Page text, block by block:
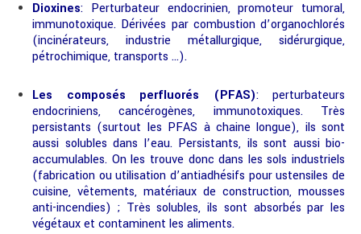
Dioxines: Perturbateur endocrinien, promoteur tumoral,
immunotoxique. Dérivées par combustion d’organochlorés
(incinérateurs, industrie métallurgique, sidérurgique,
pétrochimique, transports …).
Les composés perfluorés (PFAS): perturbateurs
endocriniens, cancérogènes, immunotoxiques. Très
persistants (surtout les PFAS à chaine longue), ils sont
aussi solubles dans l’eau. Persistants, ils sont aussi bio-
accumulables. On les trouve donc dans les sols industriels
(fabrication ou utilisation d’antiadhésifs pour ustensiles de
cuisine, vêtements, matériaux de construction, mousses
anti-incendies) ; Très solubles, ils sont absorbés par les
végétaux et contaminent les aliments.